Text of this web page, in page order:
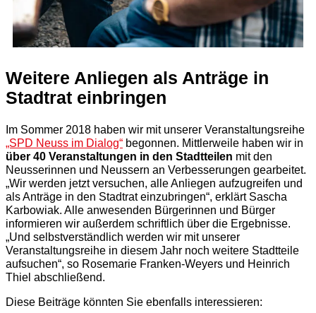
Weitere Anliegen als Anträge in
Stadtrat einbringen
Im Sommer 2018 haben wir mit unserer Veranstaltungsreihe
„SPD Neuss im Dialog“ begonnen. Mittlerweile haben wir in
über 40 Veranstaltungen in den Stadtteilen mit den
Neusserinnen und Neussern an Verbesserungen gearbeitet.
„Wir werden jetzt versuchen, alle Anliegen aufzugreifen und
als Anträge in den Stadtrat einzubringen“, erklärt Sascha
Karbowiak. Alle anwesenden Bürgerinnen und Bürger
informieren wir außerdem schriftlich über die Ergebnisse.
„Und selbstverständlich werden wir mit unserer
Veranstaltungsreihe in diesem Jahr noch weitere Stadtteile
aufsuchen“, so Rosemarie Franken-Weyers und Heinrich
Thiel abschließend.
Diese Beiträge könnten Sie ebenfalls interessieren: